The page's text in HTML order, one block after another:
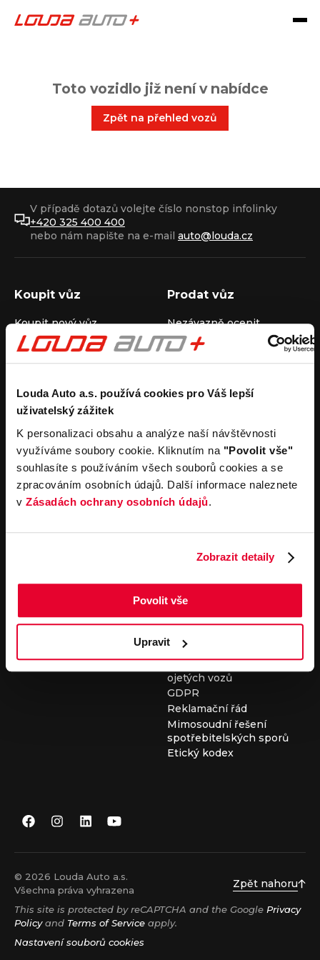
Louda Auto a.s. používá cookies pro Váš lepší
uživatelský zážitek
K personalizaci obsahu a analýze naší návštěvnosti
využíváme soubory cookie. Kliknutím na "Povolit vše"
souhlasíte s používáním všech souborů cookies a se
zpracováním osobních údajů. Další informace naleznete
v Zásadách ochrany osobních údajů.
Zobrazit detaily
Povolit vše
Upravit
Toto vozidlo již není v nabídce
Zpět na přehled vozů
V případě dotazů volejte číslo nonstop infolinky
+420 325 400 400
nebo nám napište na e-mail auto@louda.cz
Koupit vůz
Koupit nový vůz
Koupit ojetý vůz
Koupit užitkový vůz
Prodat vůz
Nezávazně ocenit
Průběh výkupu vozu
Pronájem
Carsharing
Autopůjčovna
Operativní leasing
Společnost
Louda Auto+ Poděbrady
Obytné vozy
Novinky
Kariéra
Servisní služby
Servis
Důležité odkazy
Cookies
Všeobecné obchodní
podmínky pro online
vozidel
Všeobecné obchodní
podmínky pro provádění
servisních prací
Všeobecné obchodní
podmínky při nákupu
ojetých vozů
GDPR
Reklamační řád
Mimosoudní řešení
spotřebitelských sporů
Etický kodex
© 2026 Louda Auto a.s.
Všechna práva vyhrazena
Zpět nahoru
This site is protected by reCAPTCHA and the Google Privacy
Policyand Terms of Service apply.
Nastavení souborů cookies